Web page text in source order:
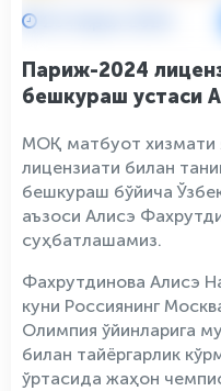
Париж-2024
бешкураш устаси
МОҚ матбуот хизмати
лицензиати билан
бешкураш бўйича
аъзоси Алисэ
суҳбатлашамиз.
Фахрутдинова Алисэ
куни Россиянинг
Олимпия ўйинларига
билан тайёргарлик
ўртасида жаҳон